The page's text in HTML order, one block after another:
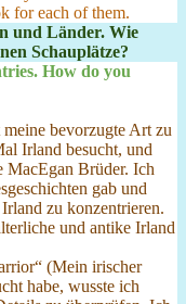
for each of them.
und Länder. Wie
Schauplätze?
How do you
bevorzugte Art zu
Irland besucht, und
MacEgan Brüder. Ich
gab und
zu konzentrieren.
und antike Irland
(Mein irischer
habe, wusste ich